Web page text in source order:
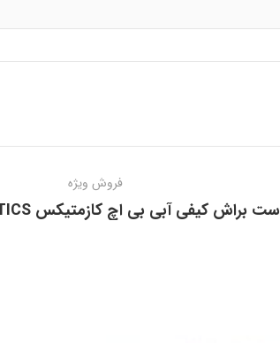
فروش ویژه
ست براش کیفی آبی بی اچ کازمتیکس B H COSMETICS